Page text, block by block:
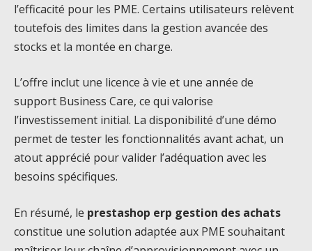
l’efficacité pour les PME. Certains utilisateurs relèvent
toutefois des limites dans la gestion avancée des
stocks et la montée en charge.
L’offre inclut une licence à vie et une année de
support Business Care, ce qui valorise
l’investissement initial. La disponibilité d’une démo
permet de tester les fonctionnalités avant achat, un
atout apprécié pour valider l’adéquation avec les
besoins spécifiques.
En résumé, le prestashop erp gestion des achats
constitue une solution adaptée aux PME souhaitant